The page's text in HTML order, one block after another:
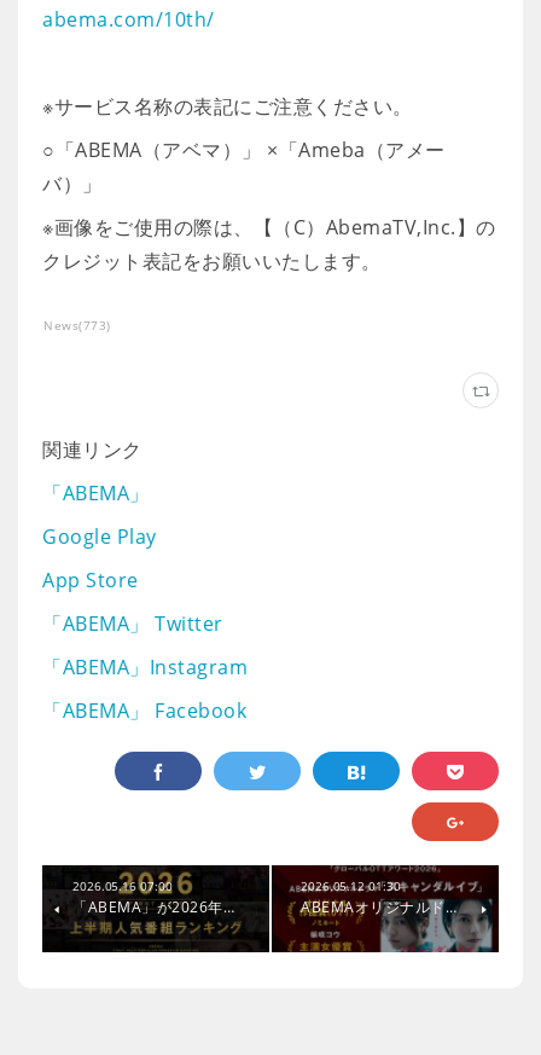
abema.com/10th/
※サービス名称の表記にご注意ください。
○「ABEMA（アベマ）」 ×「Ameba（アメー
バ）」
※画像をご使用の際は、【（C）AbemaTV,Inc.】の
クレジット表記をお願いいたします。
News(773)
関連リンク
「ABEMA」
Google Play
App Store
「ABEMA」 Twitter
「ABEMA」Instagram
「ABEMA」 Facebook
2026.05.16 07:00
「ABEMA」が2026年…
2026.05.12 01:30
ABEMAオリジナルド…